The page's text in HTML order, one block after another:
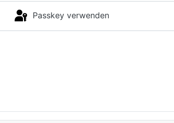
Passkey verwenden